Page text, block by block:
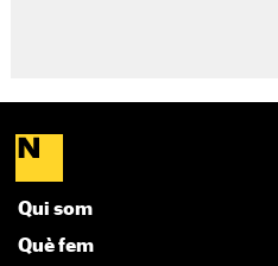
Qui som
Què fem